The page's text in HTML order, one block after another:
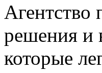
Агентство
решения и
которые